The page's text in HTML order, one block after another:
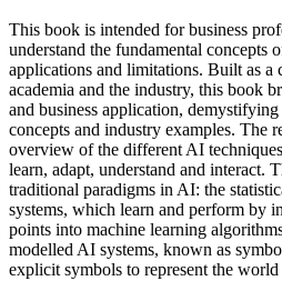
This book is intended for business
understand the fundamental
applications and limitations. Built as a
academia and the industry, this book
and business application,
concepts and industry examples. The
overview of the different AI
learn, adapt, understand and interact.
traditional paradigms in AI: the
systems, which learn and perform by
points into machine learning
modelled AI systems, known as
explicit symbols to represent the